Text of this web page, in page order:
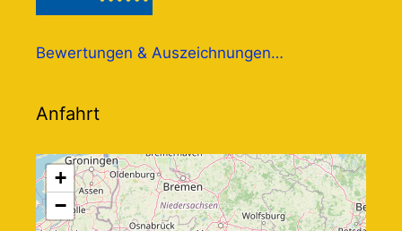
Bewertungen & Auszeichnungen…
Anfahrt
+
−